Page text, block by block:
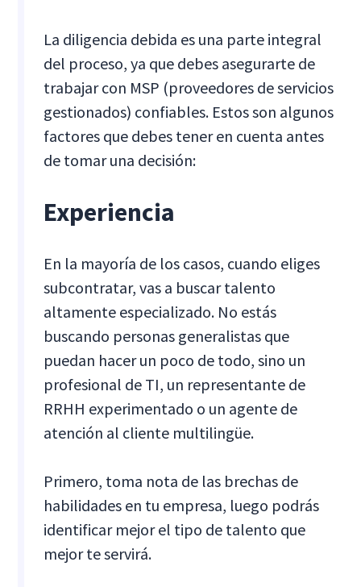
La diligencia debida es una parte integral
del proceso, ya que debes asegurarte de
trabajar con MSP (proveedores de servicios
gestionados) confiables. Estos son algunos
factores que debes tener en cuenta antes
de tomar una decisión:
Experiencia
En la mayoría de los casos, cuando eliges
subcontratar, vas a buscar talento
altamente especializado. No estás
buscando personas generalistas que
puedan hacer un poco de todo, sino un
profesional de TI, un representante de
RRHH experimentado o un agente de
atención al cliente multilingüe.
Primero, toma nota de las brechas de
habilidades en tu empresa, luego podrás
identificar mejor el tipo de talento que
mejor te servirá.